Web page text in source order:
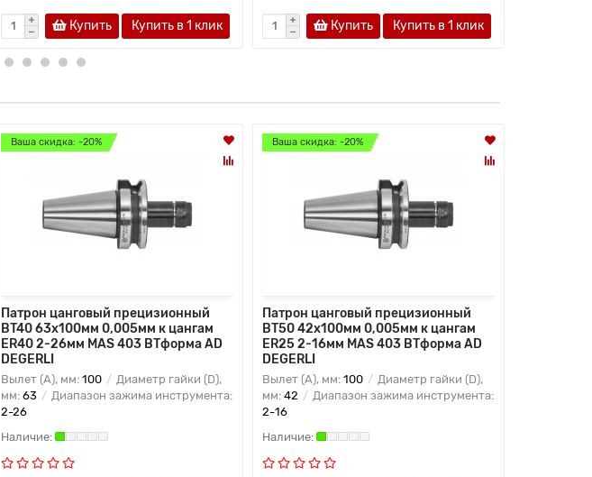
Купить Купить в 1 клик Купить Купить в 1 клик
Ваша скидка: -20%
Патрон цанговый прецизионный
BT40 63x100мм 0,005мм к цангам
ER40 2-26мм MAS 403 BTформа AD
DEGERLI
Вылет (A), мм: 100
Диаметр гайки (D),
мм: 63
Диапазон зажима инструмента:
2-26
Ваша скидка: -20%
Патрон цанговый прецизионный
BT50 42x100мм 0,005мм к цангам
ER25 2-16мм MAS 403 BTформа AD
DEGERLI
Вылет (A), мм: 100
Диаметр гайки (D),
мм: 42
Диапазон зажима инструмента:
2-16